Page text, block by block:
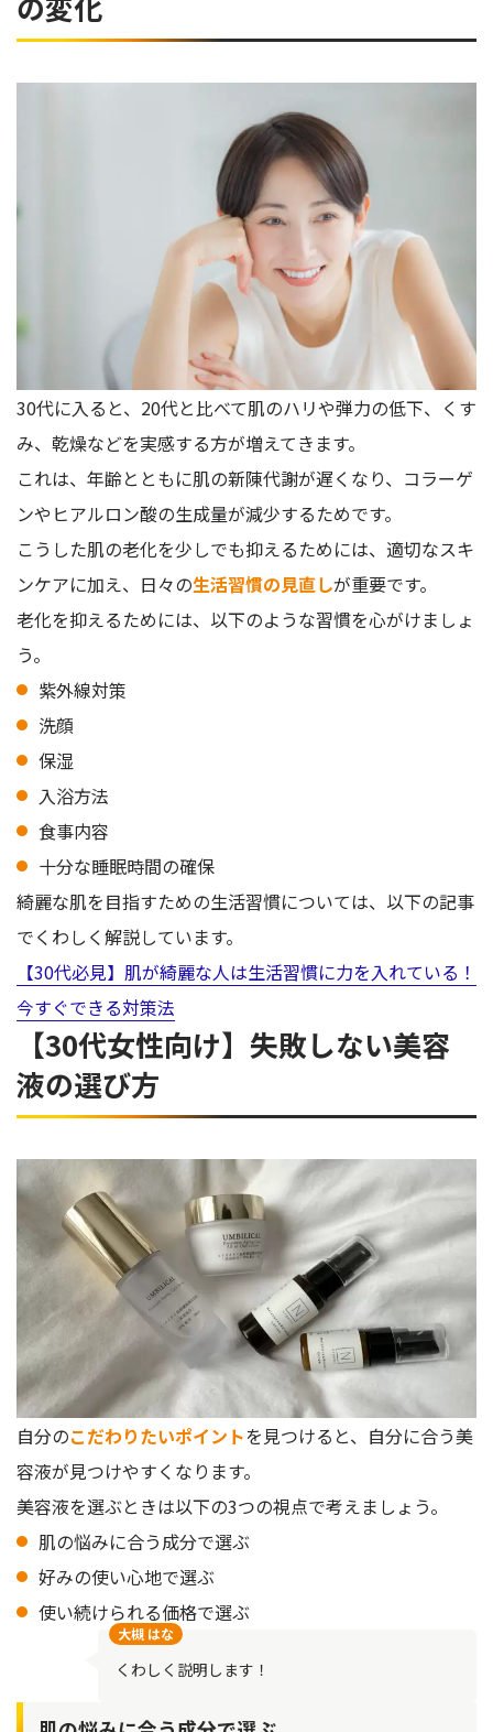
【30代向け】美容液の購入に関するQ＆A
30代でも美容液を使えばハリは出る？
韓国産の美容液は美容効果が高い？
美容液は毎日使わない方がいい？
30代の自分に合う美容液選びで美肌を手に入れよう
30代に入ると、20代と比べて肌のハリや弾力の低下、くす
み、乾燥などを実感する方が増えてきます。
これは、年齢とともに肌の新陳代謝が遅くなり、コラーゲ
ンやヒアルロン酸の生成量が減少するためです。
こうした肌の老化を少しでも抑えるためには、適切なスキ
ンケアに加え、日々の生活習慣の見直しが重要です。
老化を抑えるためには、以下のような習慣を心がけましょ
う。
紫外線対策
洗顔
保湿
入浴方法
食事内容
十分な睡眠時間の確保
綺麗な肌を目指すための生活習慣については、以下の記事
でくわしく解説しています。
【30代必見】肌が綺麗な人は生活習慣に力を入れている！
今すぐできる対策法
【30代女性向け】失敗しない美容
液の選び方
自分のこだわりたいポイントを見つけると、自分に合う美
容液が見つけやすくなります。
美容液を選ぶときは以下の3つの視点で考えましょう。
肌の悩みに合う成分で選ぶ
好みの使い心地で選ぶ
使い続けられる価格で選ぶ
大槻 はな
くわしく説明します！